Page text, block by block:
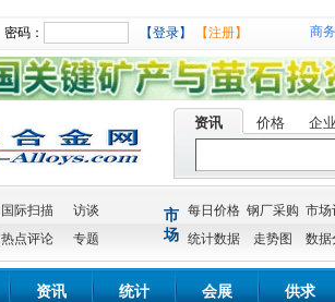
密码： 【登录】 【注册】 商
资讯 价格 企
国际扫描
访谈
热点评论 专题
市
场
每日价格 钢厂采购 市场
统计数据
走势图 数据
资讯 统计 会展 供求